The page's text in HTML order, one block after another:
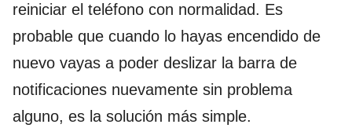
reiniciar el teléfono con normalidad. Es
probable que cuando lo hayas encendido de
nuevo vayas a poder deslizar la barra de
notificaciones nuevamente sin problema
alguno, es la solución más simple.